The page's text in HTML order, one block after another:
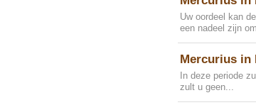
Uw oordeel kan
een nadeel zijn
Mercurius in
In deze periode
zult u geen...